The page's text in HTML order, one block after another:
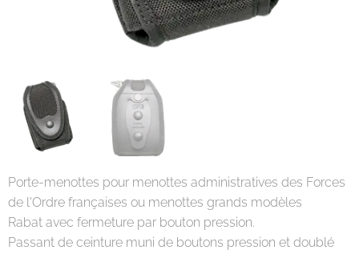
Porte-menottes pour menottes administratives des Forces
de l'Ordre françaises ou menottes grands modèles
Rabat avec fermeture par bouton pression.
Passant de ceinture muni de boutons pression et doublé